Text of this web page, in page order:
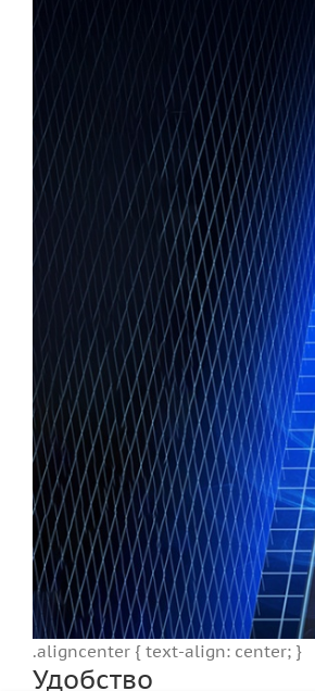
.aligncenter { text-align: center; }
Удобство